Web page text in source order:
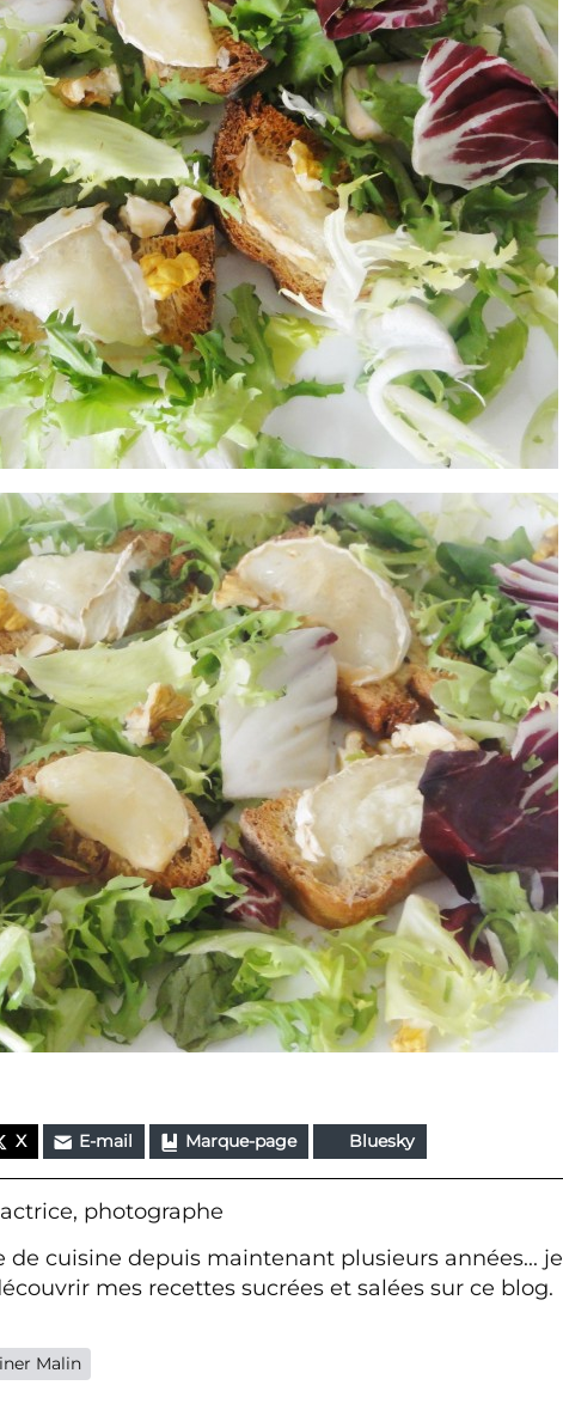
X E-mail Marque-page Bluesky
photographe
de cuisine depuis maintenant plusieurs années... je
mes recettes sucrées et salées sur ce blog.
Malin